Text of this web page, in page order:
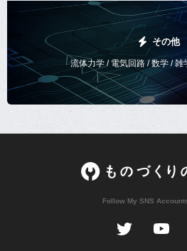
その他
流体力学 / 電気回路 / 数学 / 雑
Follow My SNS